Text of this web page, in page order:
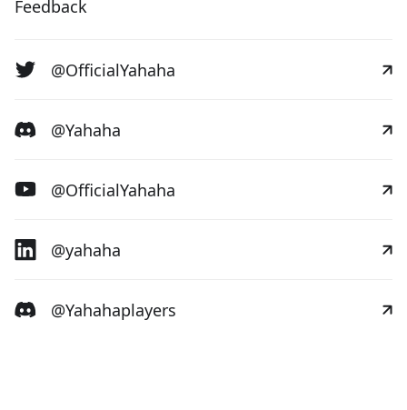
Feedback
@OfficialYahaha
@Yahaha
@OfficialYahaha
@yahaha
@Yahahaplayers